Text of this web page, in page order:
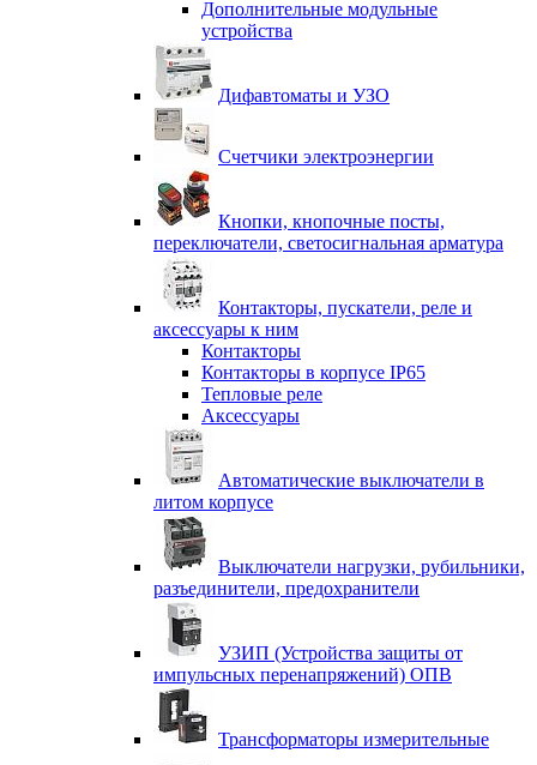
Дополнительные модульные
устройства
Дифавтоматы и УЗО
Счетчики электроэнергии
Кнопки, кнопочные посты,
переключатели, светосигнальная арматура
Контакторы, пускатели, реле и
аксессуары к ним
Контакторы
Контакторы в корпусе IP65
Тепловые реле
Аксессуары
Автоматические выключатели в
литом корпусе
Выключатели нагрузки, рубильники,
разъединители, предохранители
УЗИП (Устройства защиты от
импульсных перенапряжений) ОПВ
Трансформаторы измерительные